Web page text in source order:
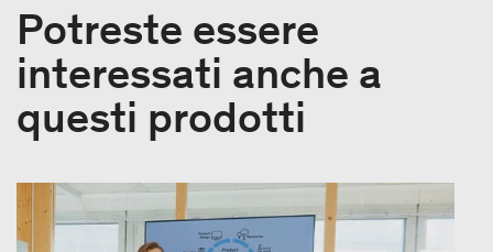
Potreste essere
interessati anche a
questi prodotti